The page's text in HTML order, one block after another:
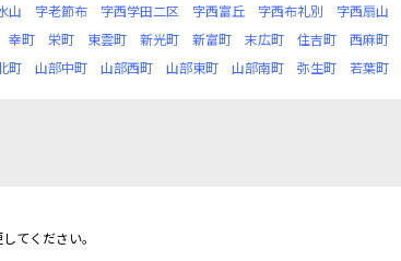
山 字老節布 字西学田二区 字西富丘 字西布礼別 字西扇山
幸町 栄町 東雲町 新光町 新富町 末広町 住吉町 西麻町
町 山部中町 山部西町 山部東町 山部南町 弥生町 若葉町
てください。